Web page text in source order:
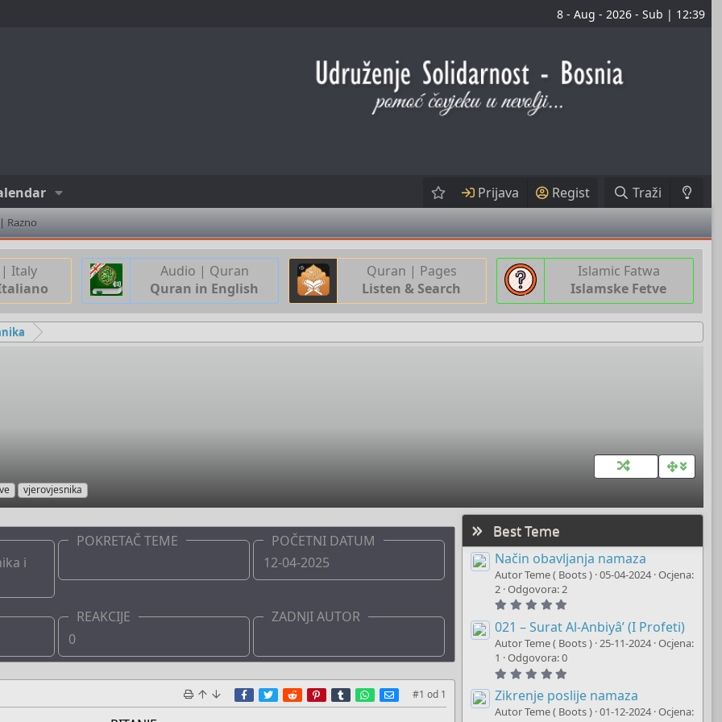
8 - Aug - 2026 - Sub | 12:39
Prijava Regist Traži
Razno
Italy
Audio | Quran
Quran in English
Quran | Pages
Listen & Search
Islamic Fatwa
Islamske Fetve
ve vjerovjesnika
i
POKRETAČ TEME
POČETNI DATUM
12-04-2025
REAKCIJE
0
ZADNJI AUTOR
Facebook
TwitterRedditPinterest
TumblrWhatsApp
E-mail
#1 od 1
Best Teme
Način obavljanja namaza
Autor Teme ( Boots ) 05-04-2024 Ocjena:
2 Odgovora: 2
0
0
s
(
s
)
021 – Surat Al-Anbiyâ’ (I Profeti)
Autor Teme ( Boots ) 25-11-2024 Ocjena:
1
Odgovora: 0
0
0
s
Zikrenje poslije namaza
Autor Teme ( Boots ) 01-12-2024 Ocjena: